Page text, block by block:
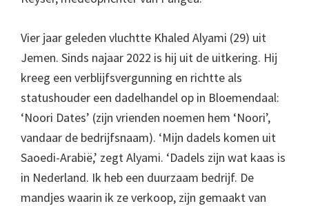
Vier jaar geleden vluchtte Khaled Alyami (29) uit
Jemen. Sinds najaar 2022 is hij uit de uitkering. Hij
kreeg een verblijfsvergunning en richtte als
statushouder een dadelhandel op in Bloemendaal:
‘Noori Dates’ (zijn vrienden noemen hem ‘Noori’,
vandaar de bedrijfsnaam). ‘Mijn dadels komen uit
Saoedi-Arabië,’ zegt Alyami. ‘Dadels zijn wat kaas is
in Nederland. Ik heb een duurzaam bedrijf. De
mandjes waarin ik ze verkoop, zijn gemaakt van